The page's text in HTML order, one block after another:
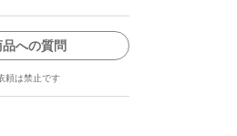
品への質問
頼は禁止です